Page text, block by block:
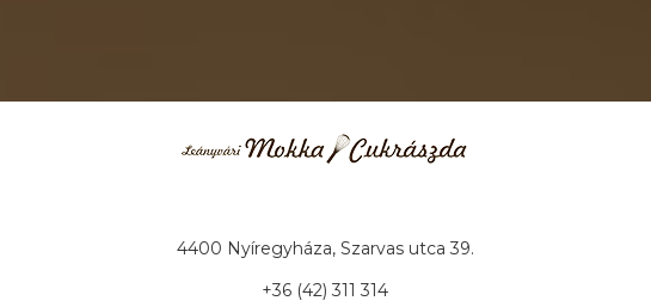
4400 Nyíregyháza, Szarvas utca 39.
+36 (42) 311 314